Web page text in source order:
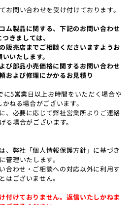
お問い合わせを受け付けております。
ム製品に関する、下記のお問い合わせ
つきましては、
販売店までご相談くださいますようお
いいたします。
び部品小売価格に関するお問い合わせ
および修理にかかるお見積り
に5営業日以上お時間をいただく場合や
ねる場合がございます。
、必要に応じて弊社営業所よりご連絡
る場合がございます。
、弊社「個人情報保護方針」に基づき
管理いたします。
合わせ・ご相談への対応以外に利用す
はございません。
付けておりません。返信いたしかねま